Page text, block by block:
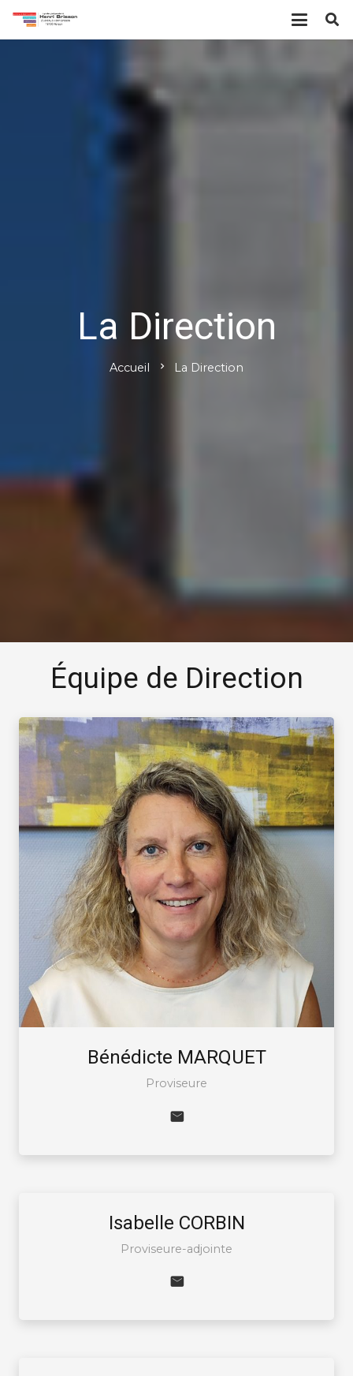
La Direction
Accueil chevron_right La Direction
Équipe de Direction
Bénédicte MARQUET
Proviseure
Isabelle CORBIN
Proviseure-adjointe